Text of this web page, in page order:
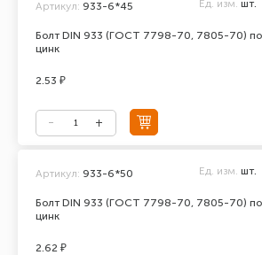
Болт DIN 933 (ГОСТ 7798-70, 7805-70)
цинк
Артикул: 933-6*45 Ед. изм. шт.
2.53 ₽
Болт DIN 933 (ГОСТ 7798-70, 7805-70)
цинк
Артикул: 933-6*50 Ед. изм. шт.
2.62 ₽